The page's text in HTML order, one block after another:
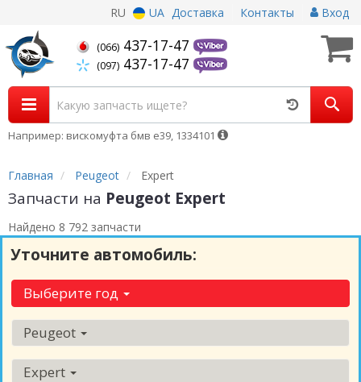
RU UA Доставка Контакты Вход
(066) 437-17-47
(097) 437-17-47
Например: вискомуфта бмв е39, 1334101
Главная Peugeot Expert
Запчасти на Peugeot Expert
Найдено 8 792 запчасти
Уточните автомобиль:
Выберите год
Peugeot
Expert